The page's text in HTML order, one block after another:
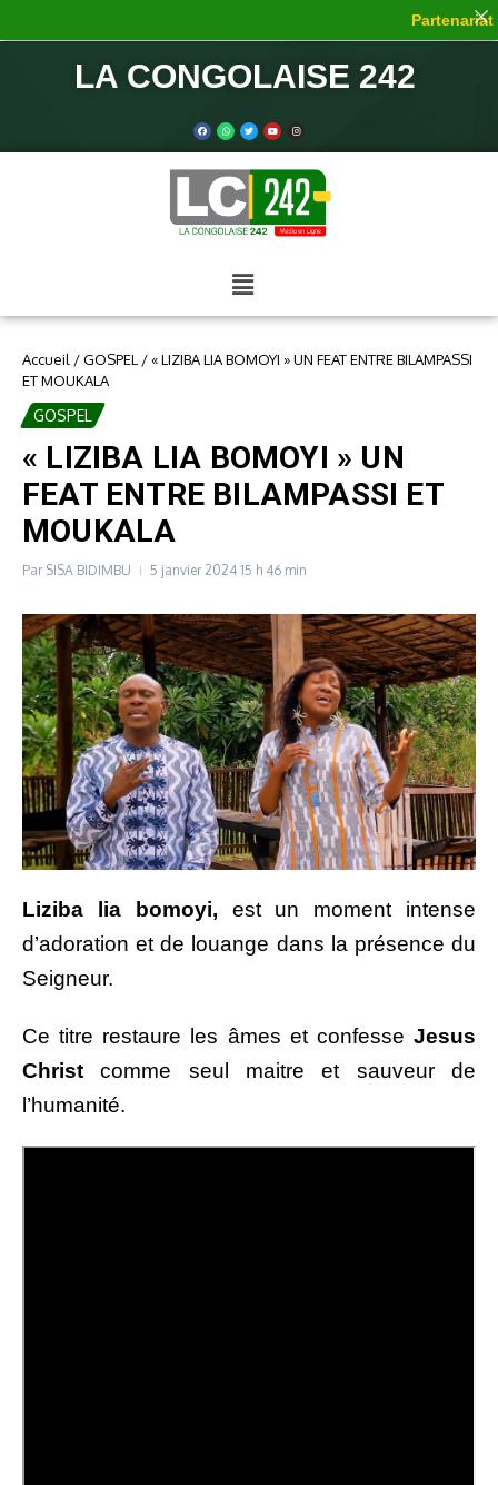
LA CONGOLAISE 242
Accueil /GOSPEL /« LIZIBA LIA BOMOYI » UN FEAT ENTRE BILAMPASSI
ET MOUKALA
GOSPEL
« LIZIBA LIA BOMOYI » UN
FEAT ENTRE BILAMPASSI ET
MOUKALA
Par SISA BIDIMBU 5 janvier 2024 15 h 46 min
Liziba lia bomoyi, est un moment intense
d’adoration et de louange dans la présence du
Seigneur.
Ce titre restaure les âmes et confesse Jesus
Christ comme seul maitre et sauveur de
l’humanité.
Partenariat